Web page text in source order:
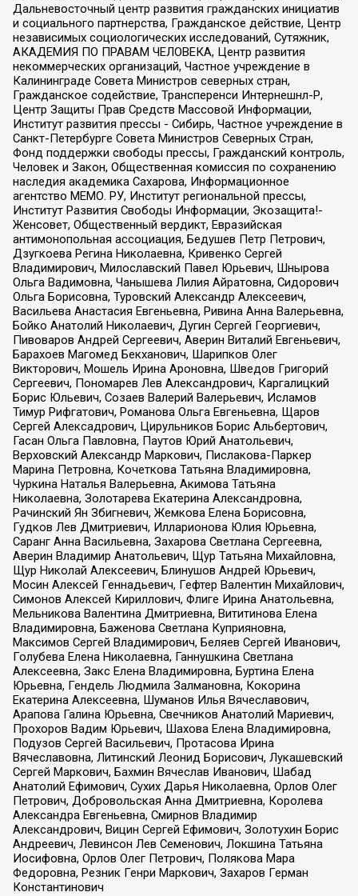
Дальневосточный центр развития гражданских инициатив
и социального партнерства, Гражданское действие, Центр
независимых социологических исследований, Сутяжник,
АКАДЕМИЯ ПО ПРАВАМ ЧЕЛОВЕКА, Центр развития
некоммерческих организаций, Частное учреждение в
Калининграде Совета Министров северных стран,
Гражданское содействие, Трансперенси Интернешнл-Р,
Центр Защиты Прав Средств Массовой Информации,
Институт развития прессы - Сибирь, Частное учреждение в
Санкт-Петербурге Совета Министров Северных Стран,
Фонд поддержки свободы прессы, Гражданский контроль,
Человек и Закон, Общественная комиссия по сохранению
наследия академика Сахарова, Информационное
агентство МЕМО. РУ, Институт региональной прессы,
Институт Развития Свободы Информации, Экозащита!-
Женсовет, Общественный вердикт, Евразийская
антимонопольная ассоциация, Бедушев Петр Петрович,
Дзугкоева Регина Николаевна, Кривенко Сергей
Владимирович, Милославский Павел Юрьевич, Шнырова
Ольга Вадимовна, Чанышева Лилия Айратовна, Сидорович
Ольга Борисовна, Туровский Александр Алексеевич,
Васильева Анастасия Евгеньевна, Ривина Анна Валерьевна,
Бойко Анатолий Николаевич, Дугин Сергей Георгиевич,
Пивоваров Андрей Сергеевич, Аверин Виталий Евгеньевич,
Барахоев Магомед Бекханович, Шарипков Олег
Викторович, Мошель Ирина Ароновна, Шведов Григорий
Сергеевич, Пономарев Лев Александрович, Каргалицкий
Борис Юльевич, Созаев Валерий Валерьевич, Исламов
Тимур Рифгатович, Романова Ольга Евгеньевна, Щаров
Сергей Алексадрович, Цирульников Борис Альбертович,
Гасан Ольга Павловна, Паутов Юрий Анатольевич,
Верховский Александр Маркович, Пислакова-Паркер
Марина Петровна, Кочеткова Татьяна Владимировна,
Чуркина Наталья Валерьевна, Акимова Татьяна
Николаевна, Золотарева Екатерина Александровна,
Рачинский Ян Збигневич, Жемкова Елена Борисовна,
Гудков Лев Дмитриевич, Илларионова Юлия Юрьевна,
Саранг Анна Васильевна, Захарова Светлана Сергеевна,
Аверин Владимир Анатольевич, Щур Татьяна Михайловна,
Щур Николай Алексеевич, Блинушов Андрей Юрьевич,
Мосин Алексей Геннадьевич, Гефтер Валентин Михайлович,
Симонов Алексей Кириллович, Флиге Ирина Анатольевна,
Мельникова Валентина Дмитриевна, Вититинова Елена
Владимировна, Баженова Светлана Куприяновна,
Максимов Сергей Владимирович, Беляев Сергей Иванович,
Голубева Елена Николаевна, Ганнушкина Светлана
Алексеевна, Закс Елена Владимировна, Буртина Елена
Юрьевна, Гендель Людмила Залмановна, Кокорина
Екатерина Алексеевна, Шуманов Илья Вячеславович,
Арапова Галина Юрьевна, Свечников Анатолий Мариевич,
Прохоров Вадим Юрьевич, Шахова Елена Владимировна,
Подузов Сергей Васильевич, Протасова Ирина
Вячеславовна, Литинский Леонид Борисович, Лукашевский
Сергей Маркович, Бахмин Вячеслав Иванович, Шабад
Анатолий Ефимович, Сухих Дарья Николаевна, Орлов Олег
Петрович, Добровольская Анна Дмитриевна, Королева
Александра Евгеньевна, Смирнов Владимир
Александрович, Вицин Сергей Ефимович, Золотухин Борис
Андреевич, Левинсон Лев Семенович, Локшина Татьяна
Иосифовна, Орлов Олег Петрович, Полякова Мара
Федоровна, Резник Генри Маркович, Захаров Герман
Константинович